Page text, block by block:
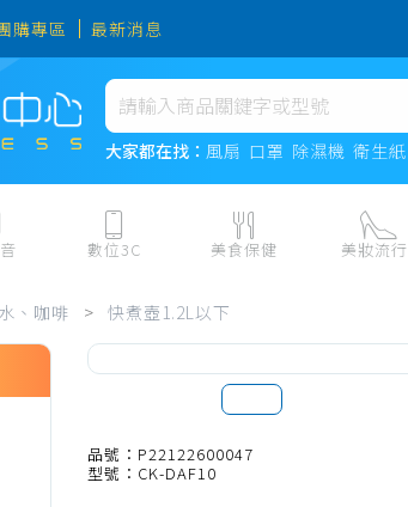
購專區 最新消息
大家都在找： 風扇 口罩 除濕機 衛生紙
熱門搜尋
風扇
口罩
衛生紙
Iphone 17
數位3C
數位周邊
筆電、桌機
美食保健
紙本票券
水、飲料、沖泡
民生食材、烹飪調味
熟食、小吃、滷味
美妝流行
、咖啡 > 快煮壺1.2L以下
品號：P22122600047
型號：CK-DAF10